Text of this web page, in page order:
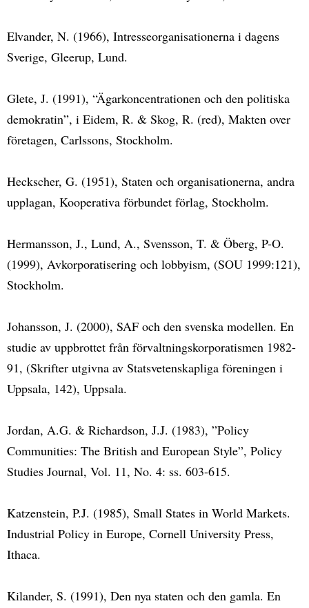
Elvander, N. (1966), Intresseorganisationerna i dagens
Sverige, Gleerup, Lund.
Glete, J. (1991), “Ägarkoncentrationen och den politiska
demokratin”, i Eidem, R. & Skog, R. (red), Makten over
företagen, Carlssons, Stockholm.
Heckscher, G. (1951), Staten och organisationerna, andra
upplagan, Kooperativa förbundet förlag, Stockholm.
Hermansson, J., Lund, A., Svensson, T. & Öberg, P-O.
(1999), Avkorporatisering och lobbyism, (SOU 1999:121),
Stockholm.
Johansson, J. (2000), SAF och den svenska modellen. En
studie av uppbrottet från förvaltningskorporatismen 1982-
91, (Skrifter utgivna av Statsvetenskapliga föreningen i
Uppsala, 142), Uppsala.
Jordan, A.G. & Richardson, J.J. (1983), ”Policy
Communities: The British and European Style”, Policy
Studies Journal, Vol. 11, No. 4: ss. 603-615.
Katzenstein, P.J. (1985), Small States in World Markets.
Industrial Policy in Europe, Cornell University Press,
Ithaca.
Kilander, S. (1991), Den nya staten och den gamla. En